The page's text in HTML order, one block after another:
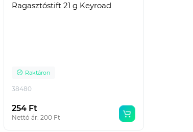
Ragasztóstift 21 g Keyroad
Raktáron
38480
254 Ft
Nettó ár: 200 Ft